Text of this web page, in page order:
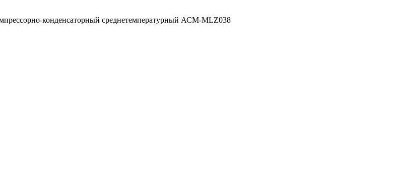
конденсаторный среднетемпературный АСМ-MLZ038